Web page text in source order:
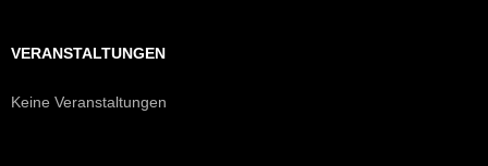
VERANSTALTUNGEN
Keine Veranstaltungen